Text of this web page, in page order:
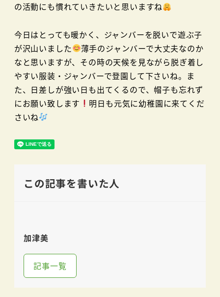
の活動にも慣れていきたいと思いますね
今日はとっても暖かく、ジャンバーを脱いで遊ぶ子
が沢山いました
薄手のジャンバーで大丈夫なのか
なと思いますが、その時の天候を見ながら脱ぎ着し
やすい服装・ジャンバーで登園して下さいね。ま
た、日差しが強い日も出てくるので、帽子も忘れず
にお願い致します
明日も元気に幼稚園に来てくだ
さいね
この記事を書いた人
加津美
記事一覧